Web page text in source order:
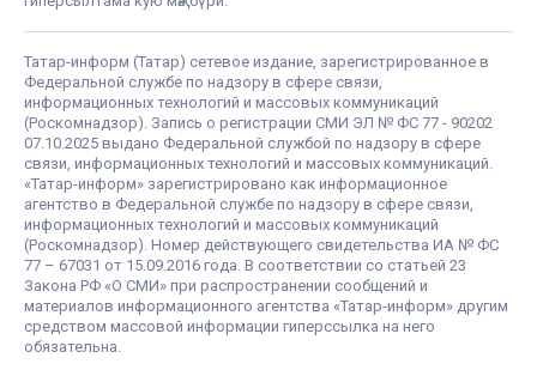
Татар-информ (Татар) сетевое издание, зарегистрированное в
Федеральной службе по надзору в сфере связи,
информационных технологий и массовых коммуникаций
(Роскомнадзор). Запись о регистрации СМИ ЭЛ № ФС 77 - 90202
07.10.2025 выдано Федеральной службой по надзору в сфере
связи, информационных технологий и массовых коммуникаций.
«Татар-информ» зарегистрировано как информационное
агентство в Федеральной службе по надзору в сфере связи,
информационных технологий и массовых коммуникаций
(Роскомнадзор). Номер действующего свидетельства ИА № ФС
77 – 67031 от 15.09.2016 года. В соответствии со статьей 23
Закона РФ «О СМИ» при распространении сообщений и
материалов информационного агентства «Татар-информ» другим
средством массовой информации гиперссылка на него
обязательна.